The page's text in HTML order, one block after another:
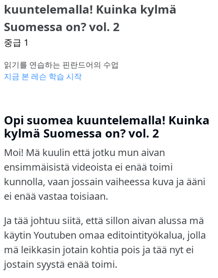
kuuntelemalla! Kuinka kylmä
Suomessa on? vol. 2
중급 1
읽기를 연습하는 핀란드어의 수업
지금 본 레슨 학습 시작
Opi suomea kuuntelemalla! Kuinka
kylmä Suomessa on? vol. 2
Moi! Mä kuulin että jotku mun aivan
ensimmäisistä videoista ei enää toimi
kunnolla, vaan jossain vaiheessa kuva ja ääni
ei enää vastaa toisiaan.
Ja tää johtuu siitä, että sillon aivan alussa mä
käytin Youtuben omaa editointityökalua, jolla
mä leikkasin jotain kohtia pois ja tää nyt ei
jostain syystä enää toimi.